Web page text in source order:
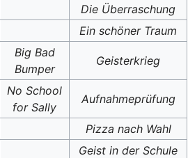
Die Überraschung
Ein schöner Traum
Big Bad
Bumper
Geisterkrieg
No School
for Sally
Aufnahmeprüfung
Pizza nach Wahl
Geist in der Schule